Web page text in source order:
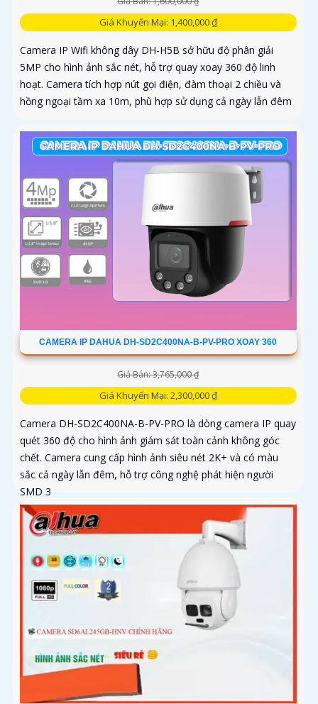
Giá Khuyến Mại: 1,400,000 ₫
Camera IP Wifi không dây DH-H5B sở hữu độ phân giải
5MP cho hình ảnh sắc nét, hỗ trợ quay xoay 360 độ linh
hoạt. Camera tích hợp nút gọi điện, đàm thoại 2 chiều và
hồng ngoại tầm xa 10m, phù hợp sử dụng cả ngày lẫn đêm
CAMERA IP DAHUA DH-SD2C400NA-B-PV-PRO XOAY 360
Giá Bán: 3,765,000 ₫
Giá Khuyến Mại: 2,300,000 ₫
Camera DH-SD2C400NA-B-PV-PRO là dòng camera IP quay
quét 360 độ cho hình ảnh giám sát toàn cảnh không góc
chết. Camera cung cấp hình ảnh siêu nét 2K+ và có màu
sắc cả ngày lẫn đêm, hỗ trợ công nghệ phát hiện người
SMD 3